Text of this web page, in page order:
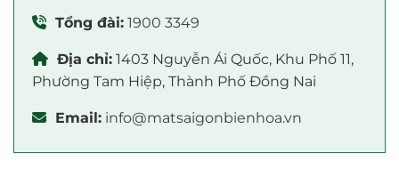
Tổng đài: 1900 3349
Địa chỉ: 1403 Nguyễn Ái Quốc, Khu Phố 11,
Phường Tam Hiệp, Thành Phố Đồng Nai
Email: info@matsaigonbienhoa.vn